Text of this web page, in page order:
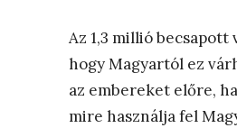
Az 1,3 millió
hogy Magyartól ez
az embereket előre,
mire használja fel